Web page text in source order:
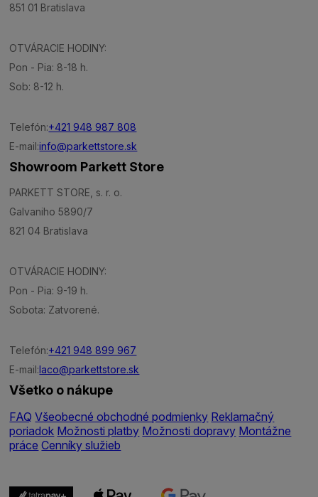
851 01 Bratislava
OTVÁRACIE HODINY:
Pon - Pia: 8-18 h.
Sob: 8-12 h.
Telefón:+421 948 987 808
E-mail:info@parkettstore.sk
Showroom Parkett Store
PARKETT STORE, s. r. o.
Galvaniho 5890/7
821 04 Bratislava
OTVÁRACIE HODINY:
Pon - Pia: 9-19 h.
Sobota: Zatvorené.
Telefón:+421 948 899 967
E-mail:laco@parkettstore.sk
Všetko o nákupe
FAQ Všeobecné obchodné podmienky Reklamačný
poriadok Možnosti platby Možnosti dopravy Montážne
práce Cenníky služieb